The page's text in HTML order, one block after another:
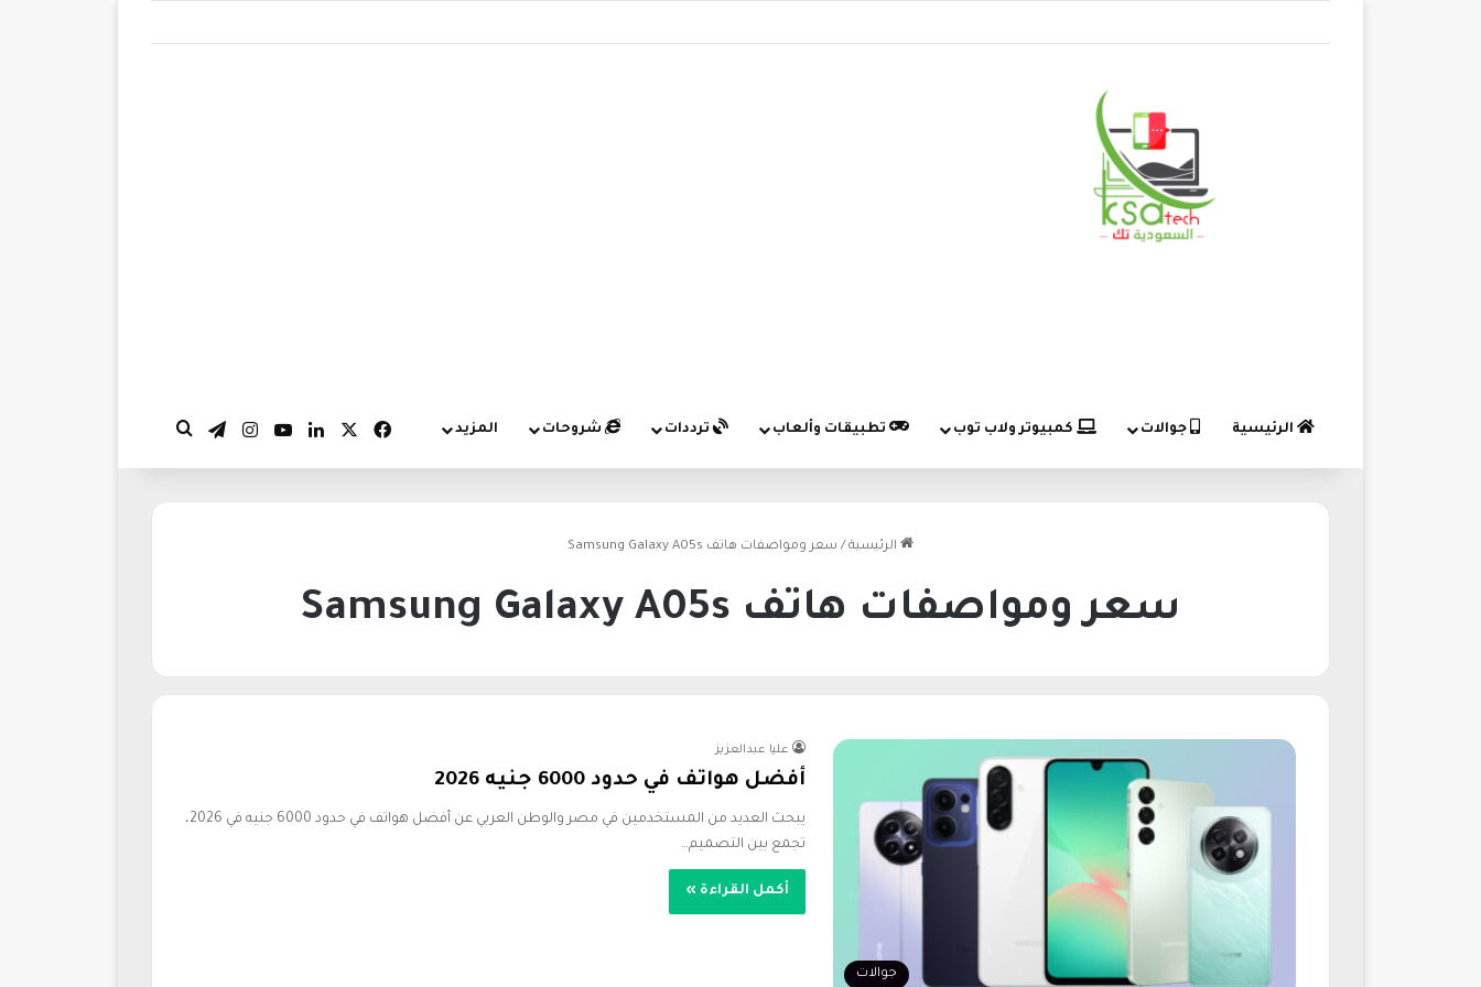
الرئيسية جوالات كمبيوتر ولاب توب تطبيقات وألعاب ترددات شروحات المزيد فيسبوك لينكدإن‫YouTubeانستقرام
تيلقرام
الرئيسية / سعر ومواصفات هاتف Samsung Galaxy A05s
سعر ومواصفات هاتف Samsung Galaxy A05s
جوالات
عليا عبدالعزيز
أفضل هواتف في حدود 6000 جنيه 2026
يبحث العديد من المستخدمين في مصر والوطن العربي عن أفضل هواتف في حدود 6000 جنيه في 2026،
تجمع بين التصميم…
أكمل القراءة »